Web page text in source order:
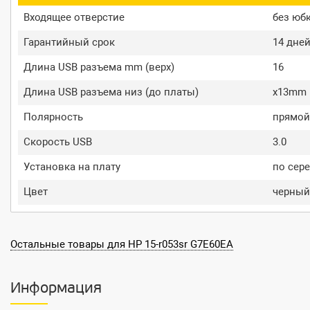
Входящее отверстие
без
Гарантийный срок
14 дней
Длина USB разъема mm (верх)
16
Длина USB разъема низ (до платы)
x13mm
Полярность
прямой
Скорость USB
3.0
Установка на плату
по
Цвет
черный
Остальные товары для HP 15-r053sr G7E60EA
Информация